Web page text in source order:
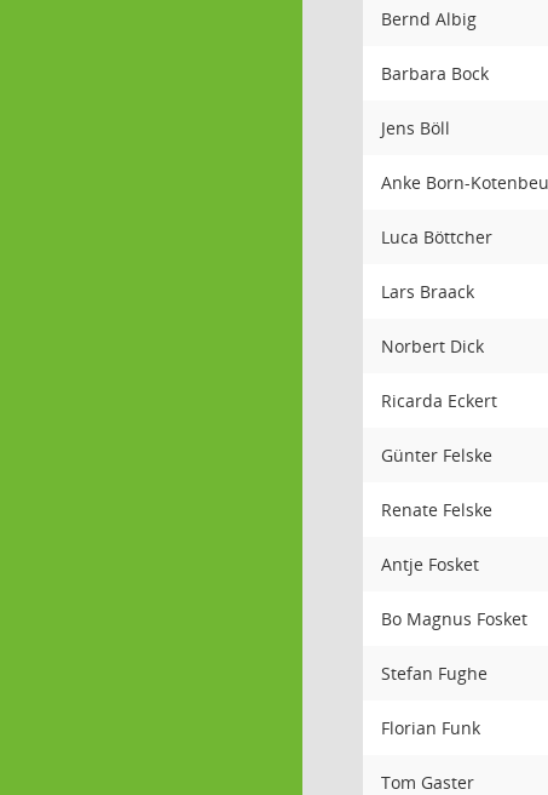
Bernd Albig
Barbara Bock
Jens Böll
Anke Born-
Luca Böttcher
Lars Braack
Norbert Dick
Ricarda Eckert
Günter Felske
Renate Felske
Antje Fosket
Bo Magnus Fosket
Stefan Fughe
Florian Funk
Tom Gaster